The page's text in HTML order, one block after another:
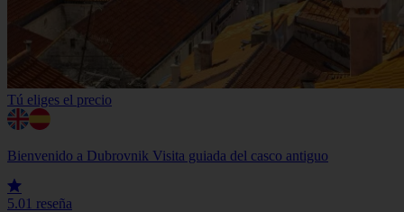
Tú eliges el precio
Bienvenido a Dubrovnik Visita guiada del casco antiguo
5.01 reseña